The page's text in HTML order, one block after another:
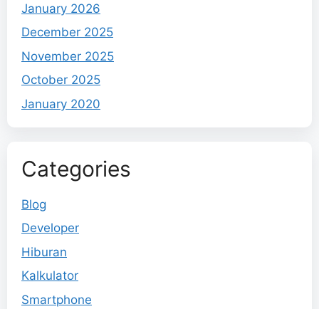
January 2026
December 2025
November 2025
October 2025
January 2020
Categories
Blog
Developer
Hiburan
Kalkulator
Smartphone